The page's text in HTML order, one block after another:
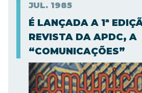
JUL. 1985
É LANÇADA A 1ª
REVISTA DA APDC, A
“COMUNICAÇÕES”